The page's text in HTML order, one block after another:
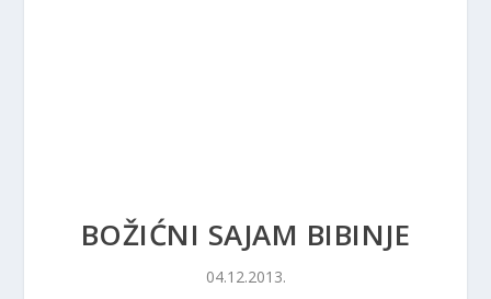
BOŽIĆNI SAJAM BIBINJE
04.12.2013.